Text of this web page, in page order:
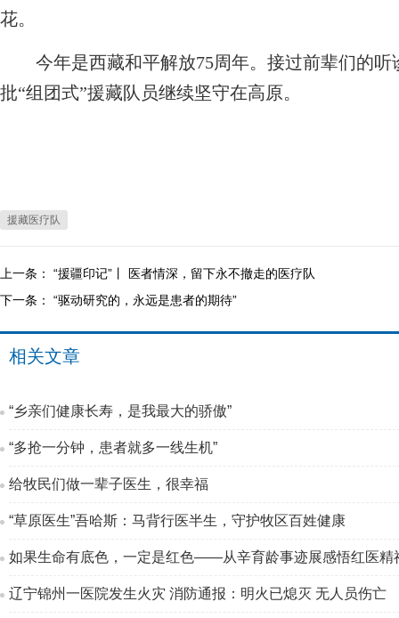
花。
今年是西藏和平解放75周年。接过前辈们的听
批“组团式”援藏队员继续坚守在高原。
援藏医疗队
上一条： “援疆印记”丨 医者情深，留下永不撤走的医疗队
下一条： “驱动研究的，永远是患者的期待”
相关文章
“乡亲们健康长寿，是我最大的骄傲”
“多抢一分钟，患者就多一线生机”
给牧民们做一辈子医生，很幸福
“草原医生”吾哈斯：马背行医半生，守护牧区百姓健康
如果生命有底色，一定是红色——从辛育龄事迹展感悟红医精
辽宁锦州一医院发生火灾 消防通报：明火已熄灭 无人员伤亡